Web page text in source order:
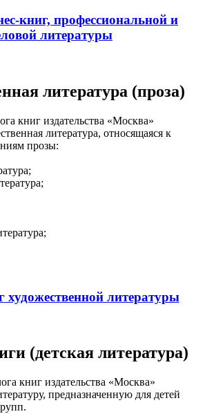
книг, профессиональной и
литературы
литература (проза)
книг издательства «Москва»
литература, относящаяся к
прозы:
художественной литературы
(детская литература)
книг издательства «Москва»
предназначенную для детей